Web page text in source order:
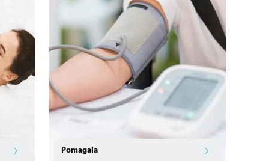
Pomagala